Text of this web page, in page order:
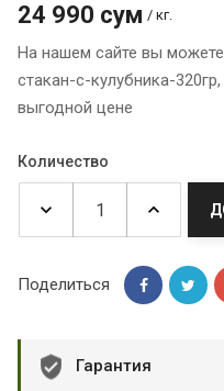
24 990 сум / кг.
На нашем сайте вы
стакан-с-кулубника-
выгодной цене
Количество
Поделиться
Гарантия